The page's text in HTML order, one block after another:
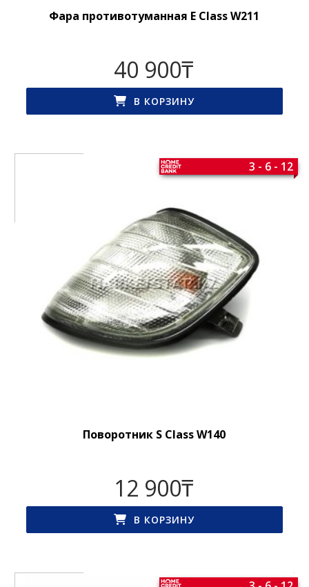
Фара противотуманная E Class W211
40 900₸
В КОРЗИНУ
Поворотник S Class W140
3 - 6 - 12
12 900₸
В КОРЗИНУ